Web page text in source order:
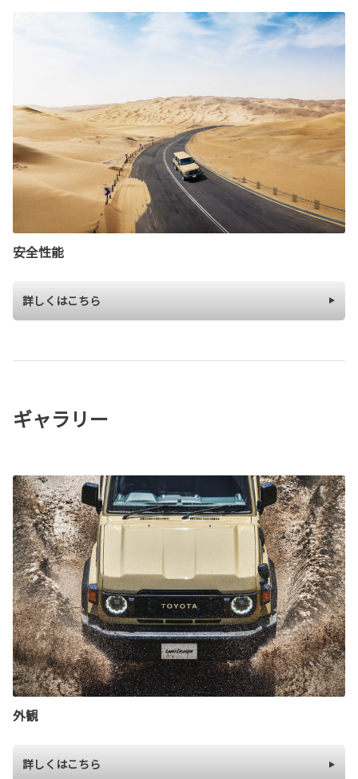
安全性能
詳しくはこちら
ギャラリー
外観
詳しくはこちら